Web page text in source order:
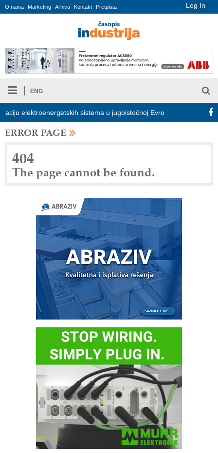
Log In
O nama Marketing Arhiva Kontakt Pretplata
ENG
elektroenergetskih sistema u jugoistočnoj Evropi
ERROR PAGE
404
The page cannot be found.